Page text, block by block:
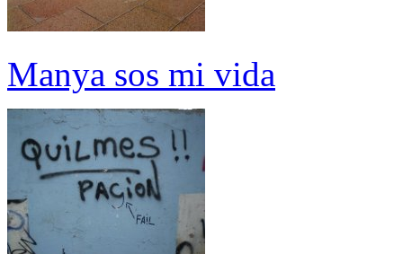
Manya sos mi vida